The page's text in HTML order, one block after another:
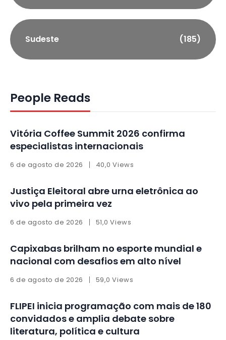
Sudeste (185)
People Reads
Vitória Coffee Summit 2026 confirma
especialistas internacionais
6 de agosto de 2026 40,0 Views
Justiça Eleitoral abre urna eletrônica ao
vivo pela primeira vez
6 de agosto de 2026 51,0 Views
Capixabas brilham no esporte mundial e
nacional com desafios em alto nível
6 de agosto de 2026 59,0 Views
FLIPEI inicia programação com mais de 180
convidados e amplia debate sobre
literatura, política e cultura